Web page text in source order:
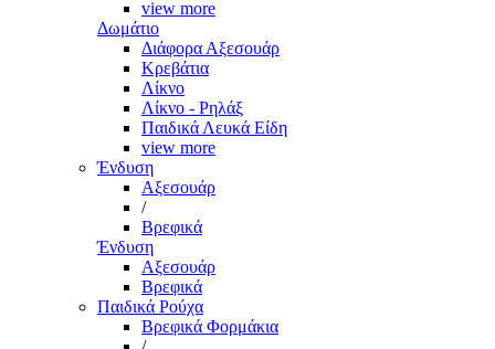
view more
Δωμάτιο
Διάφορα Αξεσουάρ
Κρεβάτια
Λίκνο
Λίκνο - Ρηλάξ
Παιδικά Λευκά Είδη
view more
Ένδυση
Αξεσουάρ
/
Βρεφικά
Ένδυση
Αξεσουάρ
Βρεφικά
Παιδικά Ρούχα
Βρεφικά Φορμάκια